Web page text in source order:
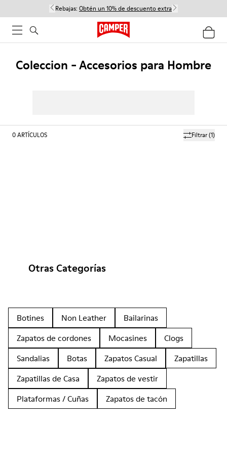
Rebajas: Obtén un 10% de descuento extra
Coleccion - Accesorios para Hombre
Filtrar(1)
0ARTÍCULOS
Otras Categorías
Botines Non Leather
Bailarinas
Zapatos de cordones
Mocasines
Clogs
Sandalias
Botas Zapatos Casual
Zapatillas
Zapatillas de Casa
Zapatos de vestir
Plataformas / Cuñas
Zapatos de tacón